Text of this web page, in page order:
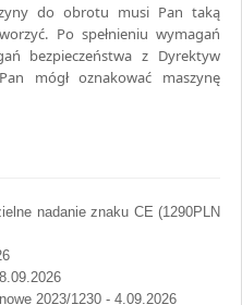
do obrotu musi Pan taką
Po spełnieniu wymagań
bezpieczeństwa z Dyrektyw
mógł oznakować maszynę
nadanie znaku CE (1290PLN
2023/1230 - 4.09.2026